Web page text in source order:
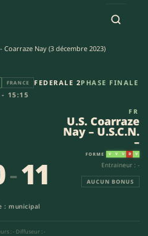
Coarraze Nay (3 décembre 2023)
Rugby -
FRANCE FEDERALE 2PHASE FINALE
15:15
: municipal
-11
: - Diffuseur : -
FR
U.S. Coarraze
Nay – U.S.C.N.
–
FORME V V V D V
Entraineur : -
AUCUN BONUS